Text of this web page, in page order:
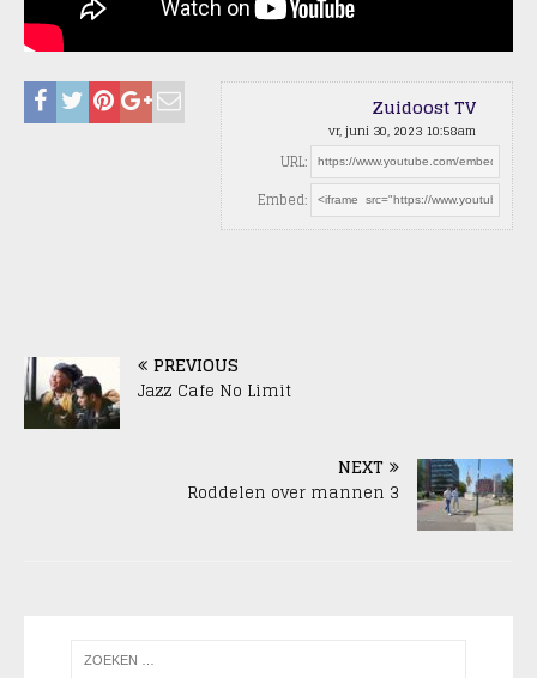
Zuidoost TV
vr, juni 30, 2023 10:58am
URL:
Embed:
PREVIOUS
Jazz Cafe No Limit
NEXT
Roddelen over mannen 3